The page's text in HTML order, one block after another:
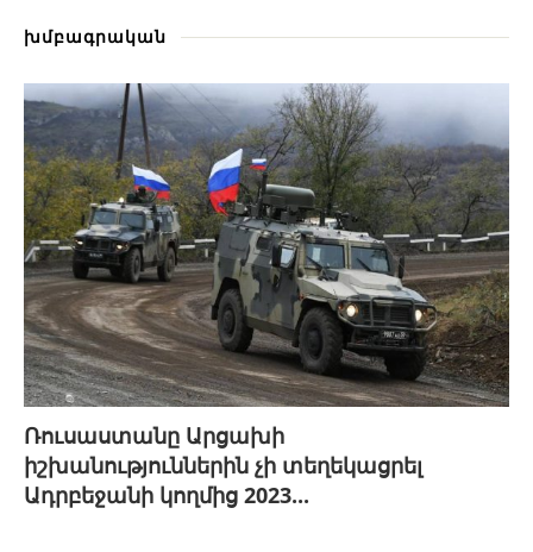
խմբագրական
Ռուսաստանը Արցախի
իշխանություններին չի տեղեկացրել
Ադրբեջանի կողմից 2023...